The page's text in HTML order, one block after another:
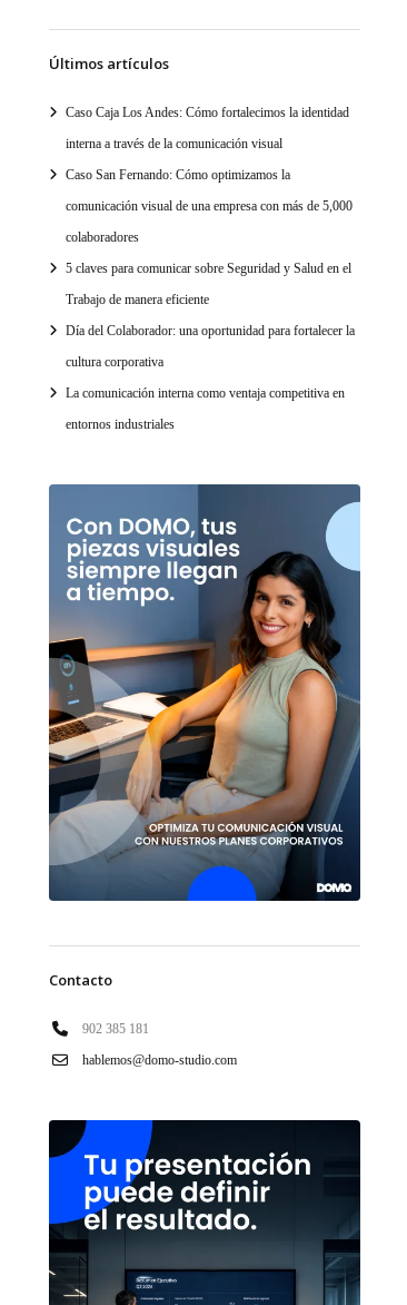
Últimos artículos
Caso Caja Los Andes: Cómo fortalecimos la identidad
interna a través de la comunicación visual
Caso San Fernando: Cómo optimizamos la
comunicación visual de una empresa con más de 5,000
colaboradores
5 claves para comunicar sobre Seguridad y Salud en el
Trabajo de manera eficiente
Día del Colaborador: una oportunidad para fortalecer la
cultura corporativa
La comunicación interna como ventaja competitiva en
entornos industriales
Contacto
902 385 181
hablemos@domo-studio.com